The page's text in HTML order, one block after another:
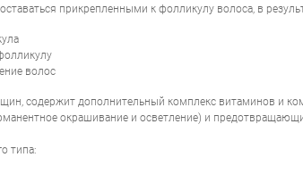
ANTI-HAIR
прикрепленными к фолликулу волоса, в
волос
содержит дополнительный комплекс витаминов и
окрашивание и осветление) и
типа: